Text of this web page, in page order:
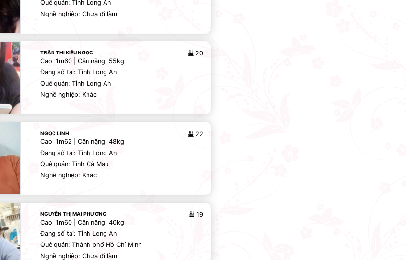
Quê quán: Tỉnh Long An
Nghề nghiệp: Chưa đi làm
TRẦN THỊ KIỀU NGỌC
20
Cao: 1m60 | Cân nặng: 55kg
Đang số tại: Tỉnh Long An
Quê quán: Tỉnh Long An
Nghề nghiệp: Khác
NGỌC LINH
22
Cao: 1m62 | Cân nặng: 48kg
Đang số tại: Tỉnh Long An
Quê quán: Tỉnh Cà Mau
Nghề nghiệp: Khác
NGUYỄN THỊ MAI PHƯƠNG
19
Cao: 1m60 | Cân nặng: 40kg
Đang số tại: Tỉnh Long An
Quê quán: Thành phố Hồ Chí Minh
Nghề nghiệp: Chưa đi làm